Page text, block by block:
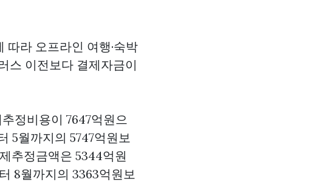
라 오프라인 여행·숙박
스 이전보다 결제자금이
정비용이 7647억원으
5월까지의 5747억원보
추정금액은 5344억원
8월까지의 3363억원보